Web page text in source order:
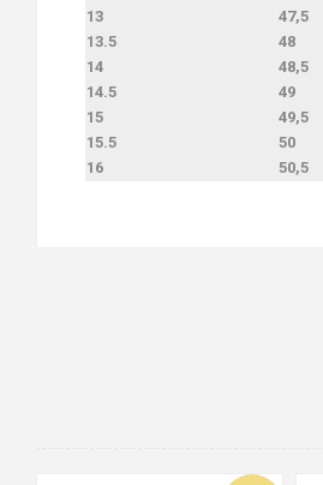
13
47,5
13.5
48
14
48,5
14.5
49
15
49,5
15.5
50
16
50,5